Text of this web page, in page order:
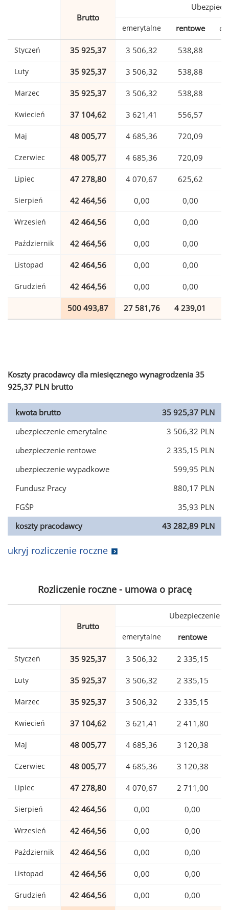
Brutto
emerytalne rentowe
Styczeń 35 925,37 3 506,32 538,88
Luty 35 925,37 3 506,32 538,88
Marzec 35 925,37 3 506,32 538,88
Kwiecień 37 104,62 3 621,41 556,57
Maj 48 005,77 4 685,36 720,09
Czerwiec 48 005,77 4 685,36 720,09
Lipiec 47 278,80 4 070,67 625,62
Sierpień 42 464,56 0,00 0,00
Wrzesień 42 464,56 0,00 0,00
Październik 42 464,56 0,00 0,00
Listopad 42 464,56 0,00 0,00
Grudzień 42 464,56 0,00 0,00
500 493,87 27 581,76 4 239,01
Koszty pracodawcy dla miesięcznego wynagrodzenia 35
925,37 PLN brutto
kwota brutto
35 925,37 PLN
ubezpieczenie emerytalne
3 506,32 PLN
ubezpieczenie rentowe
2 335,15 PLN
ubezpieczenie wypadkowe
599,95 PLN
Fundusz Pracy
880,17 PLN
FGŚP
35,93 PLN
koszty pracodawcy
43 282,89 PLN
ukryj rozliczenie roczne
Rozliczenie roczne - umowa o pracę
Brutto
Ubezpieczenie
emerytalne rentowe
Styczeń 35 925,37 3 506,32 2 335,15
Luty 35 925,37 3 506,32 2 335,15
Marzec 35 925,37 3 506,32 2 335,15
Kwiecień 37 104,62 3 621,41 2 411,80
Maj 48 005,77 4 685,36 3 120,38
Czerwiec 48 005,77 4 685,36 3 120,38
Lipiec 47 278,80 4 070,67 2 711,00
Sierpień 42 464,56 0,00 0,00
Wrzesień 42 464,56 0,00 0,00
Październik 42 464,56 0,00 0,00
Listopad 42 464,56 0,00 0,00
Grudzień 42 464,56 0,00 0,00